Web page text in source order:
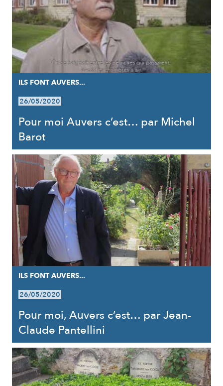
ILS FONT AUVERS...
26/05/2020
Pour moi Auvers c’est… par Michel
Barot
ILS FONT AUVERS...
26/05/2020
Pour moi, Auvers c’est… par Jean-
Claude Pantellini